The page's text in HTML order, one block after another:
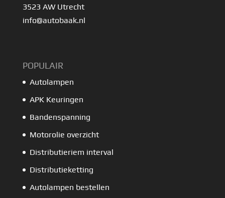
3523 AW Utrecht
info@autobaak.nl
POPULAIR
Autolampen
APK Keuringen
Bandenspanning
Motorolie overzicht
Distributieriem interval
Distributieketting
Autolampen bestellen